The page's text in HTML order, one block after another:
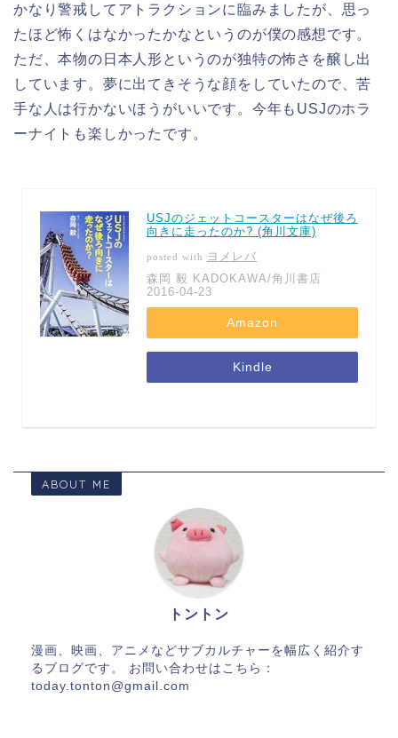
かなり警戒してアトラクションに臨みましたが、思っ
たほど怖くはなかったかなというのが僕の感想です。
ただ、本物の日本人形というのが独特の怖さを醸し出
しています。夢に出てきそうな顔をしていたので、苦
手な人は行かないほうがいいです。今年もUSJのホラ
ーナイトも楽しかったです。
USJのジェットコースターはなぜ後ろ
向きに走ったのか? (角川文庫)
posted with
ヨメレバ
森岡 毅 KADOKAWA/角川書店
2016-04-23
Amazon
Kindle
ABOUT ME
トントン
漫画、映画、アニメなどサブカルチャーを幅広く紹介す
るブログです。 お問い合わせはこちら：
today.tonton@gmail.com